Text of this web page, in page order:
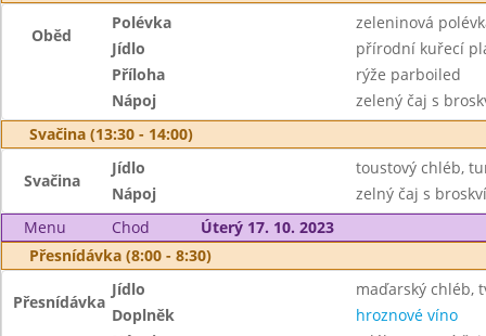
Oběd
Polévka
zeleninová
Jídlo
přírodní kuřecí
Příloha
rýže parboiled
Nápoj
zelený čaj s
Svačina (13:30 - 14:00)
Svačina
Jídlo
toustový chléb,
Nápoj
zelný čaj s broskví
Menu
Chod
Úterý 17. 10. 2023
Přesnídávka (8:00 - 8:30)
Přesnídávka
Jídlo
maďarský chléb,
Doplněk
hroznové víno